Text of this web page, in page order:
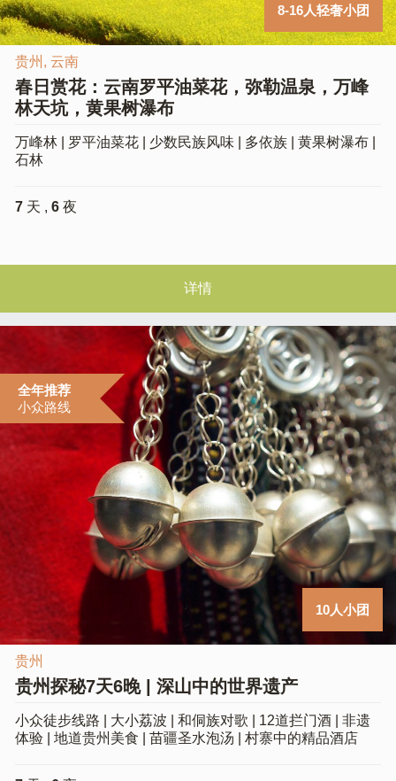
8-16人轻奢小团
贵州, 云南
春日赏花：云南罗平油菜花，弥勒温泉，万峰
林天坑，黄果树瀑布
万峰林 | 罗平油菜花 | 少数民族风味 | 多依族 | 黄果树瀑布 |
石林
7 天 , 6 夜
详情
全年推荐
小众路线
10人小团
贵州
贵州探秘7天6晚 | 深山中的世界遗产
小众徒步线路 | 大小荔波 | 和侗族对歌 | 12道拦门酒 | 非遗
体验 | 地道贵州美食 | 苗疆圣水泡汤 | 村寨中的精品酒店